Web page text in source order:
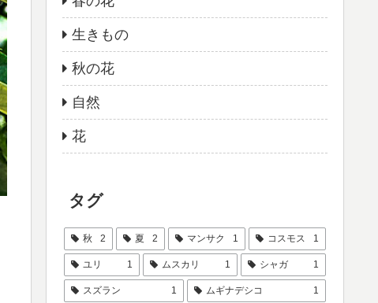
生きもの
秋の花
自然
花
タグ
秋 2 夏 2 マンサク 1 コスモス 1
ユリ 1 ムスカリ 1 シャガ 1
スズラン 1 ムギナデシコ 1